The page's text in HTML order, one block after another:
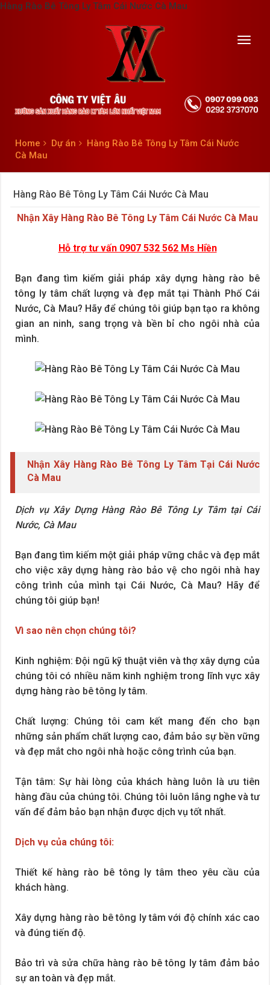
Hàng Rào Bê Tông Ly Tâm Cái Nước Cà Mau
Home Dự án
Hàng Rào Bê Tông Ly Tâm Cái Nước
Cà Mau
Hàng Rào Bê Tông Ly Tâm Cái Nước Cà Mau
Nhận Xây Hàng Rào Bê Tông Ly Tâm Cái Nước Cà Mau
Hỗ trợ tư vấn 0907 532 562 Ms Hiền
Bạn đang tìm kiếm giải pháp xây dựng hàng rào bê
tông ly tâm chất lượng và đẹp mắt tại Thành Phố Cái
Nước, Cà Mau? Hãy để chúng tôi giúp bạn tạo ra không
gian an ninh, sang trọng và bền bỉ cho ngôi nhà của
mình.
Nhận Xây Hàng Rào Bê Tông Ly Tâm Tại Cái Nước
Cà Mau
Dịch vụ Xây Dựng Hàng Rào Bê Tông Ly Tâm tại Cái
Nước, Cà Mau
Bạn đang tìm kiếm một giải pháp vững chắc và đẹp mắt
cho việc xây dựng hàng rào bảo vệ cho ngôi nhà hay
công trình của mình tại Cái Nước, Cà Mau? Hãy để
chúng tôi giúp bạn!
Vì sao nên chọn chúng tôi?
Kinh nghiệm: Đội ngũ kỹ thuật viên và thợ xây dựng của
chúng tôi có nhiều năm kinh nghiệm trong lĩnh vực xây
dựng hàng rào bê tông ly tâm.
Chất lượng: Chúng tôi cam kết mang đến cho bạn
những sản phẩm chất lượng cao, đảm bảo sự bền vững
và đẹp mắt cho ngôi nhà hoặc công trình của bạn.
Tận tâm: Sự hài lòng của khách hàng luôn là ưu tiên
hàng đầu của chúng tôi. Chúng tôi luôn lắng nghe và tư
vấn để đảm bảo bạn nhận được dịch vụ tốt nhất.
Dịch vụ của chúng tôi:
Thiết kế hàng rào bê tông ly tâm theo yêu cầu của
khách hàng.
Xây dựng hàng rào bê tông ly tâm với độ chính xác cao
và đúng tiến độ.
Bảo trì và sửa chữa hàng rào bê tông ly tâm đảm bảo
sự an toàn và đẹp mắt.